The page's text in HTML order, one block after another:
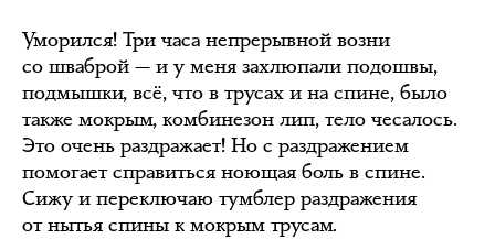
Уморился! Три часа непрерывной возни
со шваброй — и у меня захлюпали подошвы,
подмышки, всё, что в трусах и на спине, было
также мокрым, комбинезон лип, тело чесалось.
Это очень раздражает! Но с раздражением
помогает справиться ноющая боль в спине.
Сижу и переключаю тумблер раздражения
от нытья спины к мокрым трусам.